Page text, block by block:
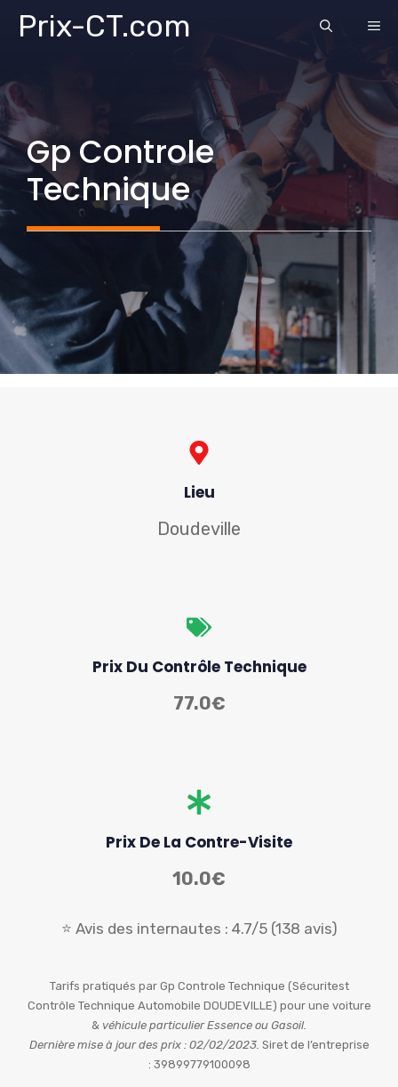
AllerPrix-CT.com
Gp Controle
Technique
Lieu
Doudeville
Prix Du Contrôle Technique
77.0€
Prix De La Contre-Visite
10.0€
⭐ Avis des internautes : 4.7/5 (138 avis)
Tarifs pratiqués par Gp Controle Technique (Sécuritest
Contrôle Technique Automobile DOUDEVILLE) pour une voiture
& véhicule particulier Essence ou Gasoil.
Dernière mise à jour des prix : 02/02/2023. Siret de l’entreprise
: 39899779100098